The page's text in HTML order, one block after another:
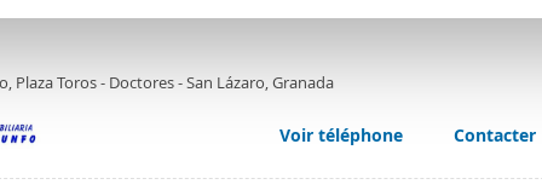
cómo se procesan sus datos personales y establezca
se usan para personalizar el contenido y los anuncios,
el tráfico. Además, compartimos información sobre el uso
Plaza Toros - Doctores - San Lázaro, Granada
Voir téléphone Contacter